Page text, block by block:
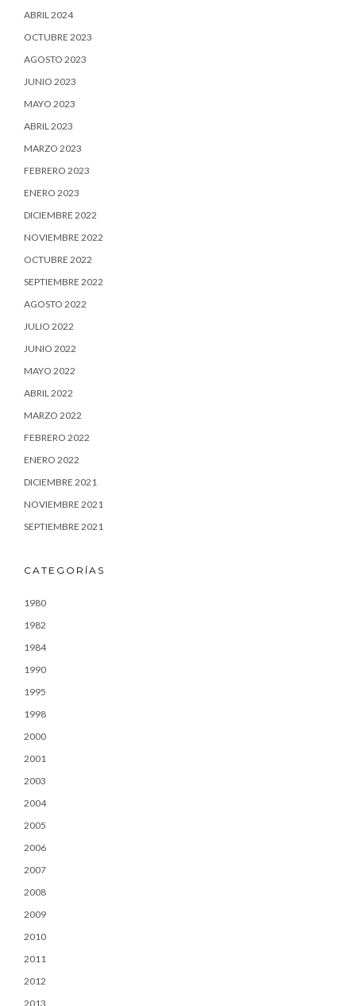
ABRIL 2024
OCTUBRE 2023
AGOSTO 2023
JUNIO 2023
MAYO 2023
ABRIL 2023
MARZO 2023
FEBRERO 2023
ENERO 2023
DICIEMBRE 2022
NOVIEMBRE 2022
OCTUBRE 2022
SEPTIEMBRE 2022
AGOSTO 2022
JULIO 2022
JUNIO 2022
MAYO 2022
ABRIL 2022
MARZO 2022
FEBRERO 2022
ENERO 2022
DICIEMBRE 2021
NOVIEMBRE 2021
SEPTIEMBRE 2021
CATEGORÍAS
1980
1982
1984
1990
1995
1998
2000
2001
2003
2004
2005
2006
2007
2008
2009
2010
2011
2012
2013